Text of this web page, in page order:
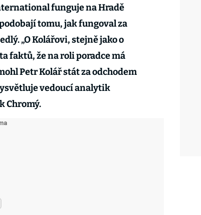
funguje na Hradě
tomu, jak fungoval za
„O Kolářovi, stejně jako o
faktů, že na roli poradce má
Petr Kolář stát za odchodem
vedoucí analytik
Chromý.